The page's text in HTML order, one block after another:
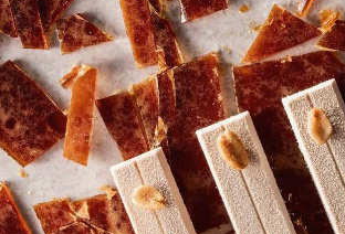
DESCUBRE CÓMO
EL SABOR ORIGINAL DE
EXPLORAR >